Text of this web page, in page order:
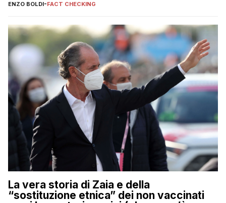
ENZO BOLDI-FACT CHECKING
La vera storia di Zaia e della
“sostituzione etnica” dei non vaccinati